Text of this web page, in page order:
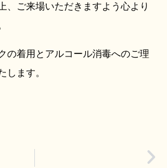
、ご来場いただきますよう心より
の着用とアルコール消毒へのご理
します。